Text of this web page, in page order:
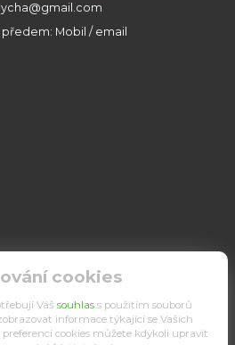
Mobil / email
cookies
Váš souhlass použitím souborů
informace týkající se Vašich
cookies můžete kdykoli upravit